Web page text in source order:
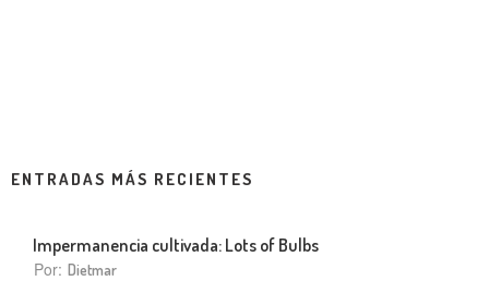
ENTRADAS MÁS RECIENTES
Impermanencia cultivada: Lots of Bulbs
Por: Dietmar